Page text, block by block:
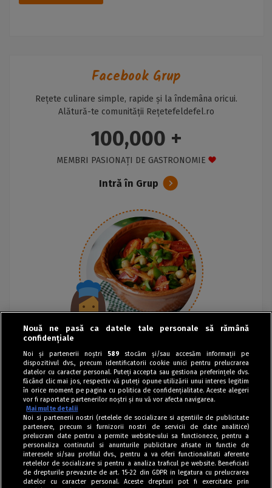
Facebook Grup
Rețete culinare simple, rapide și la îndemâna oricui.
Alătură-te comunității Rețetefeldefel.ro
100,000 +
MEMBRI PASIONAȚI DE GASTRONOMIE
Intră în Grup
Nouă ne pasă ca datele tale personale să rămână
confidențiale
Noi și partenerii noștri 589 stocăm și/sau accesăm informații pe
dispozitivul dvs., precum identificatorii cookie unici pentru prelucrarea
datelor cu caracter personal. Puteți accepta sau gestiona preferințele dvs.
făcând clic mai jos, respectiv vă puteți opune utilizării unui interes legitim
în orice moment pe pagina cu politica de confidențialitate. Aceste alegeri
vor fi raportate partenerilor noștri și nu vă vor afecta navigarea.
Mai multe detalii
Noi si partenerii nostri (retelele de socializare si agentiile de publicitate
partenere, precum si furnizorii nostri de servicii de date analitice)
prelucram date pentru a permite website-ului sa functioneze, pentru a
personaliza continutul si anunturile publicitare afisate in functie de
interesele si/sau profilul dvs., pentru a va oferi functionalitati aferente
retelelor de socializare si pentru a analiza traficul pe website. Beneficiati
de drepturile prevazute de art. 15-22 din GDPR in legatura cu prelucrarea
datelor cu caracter personal. Aceste drepturi pot fi exercitate prin